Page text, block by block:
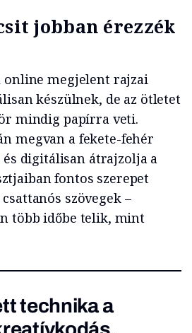
jobban érezzék
online megjelent rajzai
készülnek, de az ötletet
mindig papírra veti.
megvan a fekete-fehér
és digitálisan átrajzolja a
fontos szerepet
szövegek –
több időbe telik, mint
technika a